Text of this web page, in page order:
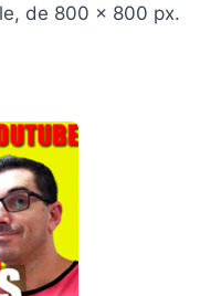
de 800 x 800 px.